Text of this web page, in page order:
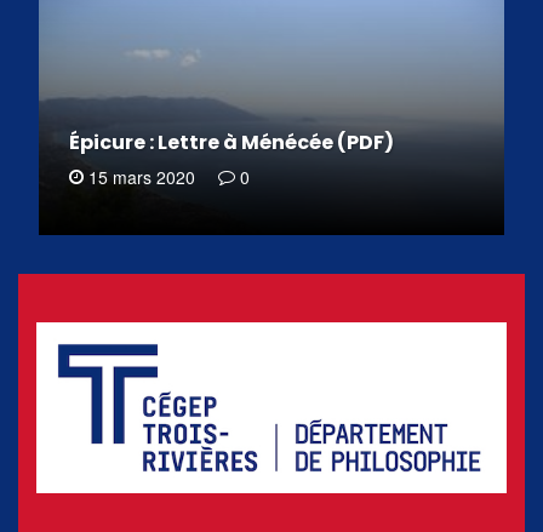
Épicure : Lettre à Ménécée (PDF)
15 mars 2020 0